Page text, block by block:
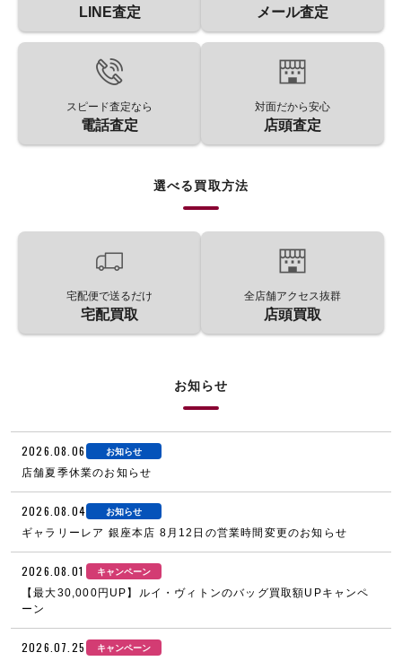
LINE査定 メール査定
スピード査定なら
電話査定
対面だから安心
店頭査定
選べる買取方法
宅配便で送るだけ
宅配買取
全店舗アクセス抜群
店頭買取
お知らせ
2026.08.06 お知らせ
店舗夏季休業のお知らせ
2026.08.04 お知らせ
ギャラリーレア 銀座本店 8月12日の営業時間変更のお知らせ
2026.08.01 キャンペーン
【最大30,000円UP】ルイ・ヴィトンのバッグ買取額UPキャンペ
ーン
2026.07.25 キャンペーン